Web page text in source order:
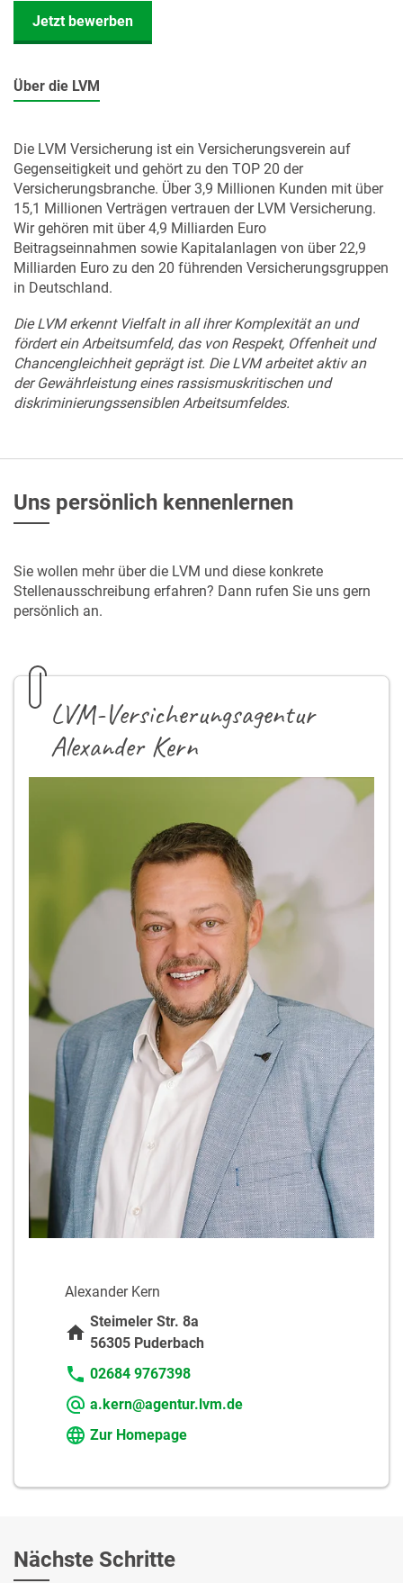
Jetzt bewerben
Über die LVM
Die LVM Versicherung ist ein Versicherungsverein auf
Gegenseitigkeit und gehört zu den TOP 20 der
Versicherungsbranche. Über 3,9 Millionen Kunden mit über
15,1 Millionen Verträgen vertrauen der LVM Versicherung.
Wir gehören mit über 4,9 Milliarden Euro
Beitragseinnahmen sowie Kapitalanlagen von über 22,9
Milliarden Euro zu den 20 führenden Versicherungsgruppen
in Deutschland.
Die LVM erkennt Vielfalt in all ihrer Komplexität an und
fördert ein Arbeitsumfeld, das von Respekt, Offenheit und
Chancengleichheit geprägt ist. Die LVM arbeitet aktiv an
der Gewährleistung eines rassismuskritischen und
diskriminierungssensiblen Arbeitsumfeldes.
Uns persönlich kennenlernen
Sie wollen mehr über die LVM und diese konkrete
Stellenausschreibung erfahren? Dann rufen Sie uns gern
persönlich an.
LVM-Versicherungsagentur
Alexander Kern
Alexander Kern
Steimeler Str. 8a
56305 Puderbach
02684 9767398
a.kern@agentur.lvm.de
Zur Homepage
Nächste Schritte